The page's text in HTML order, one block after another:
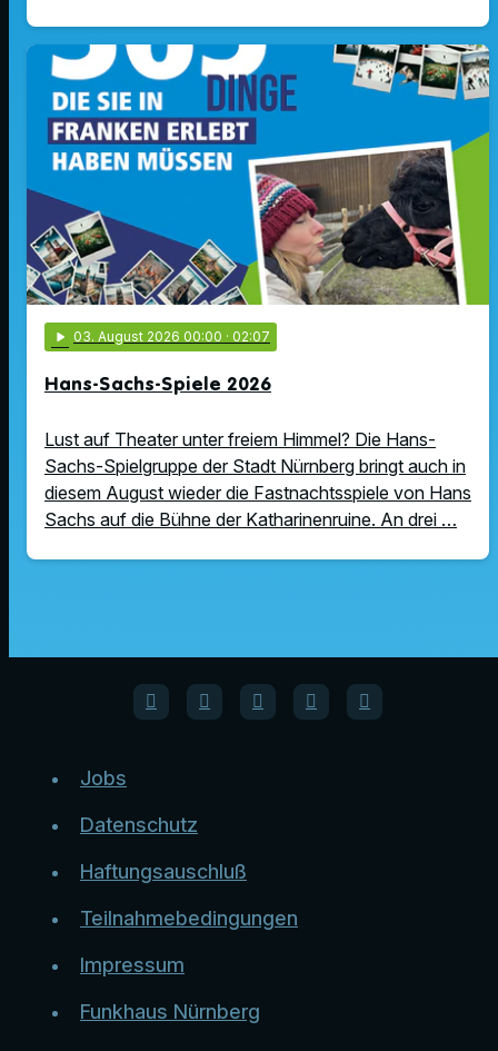
play_arrow 03. August 2026 00:00 · 02:07
Hans-Sachs-Spiele 2026
Lust auf Theater unter freiem Himmel? Die Hans-
Sachs-Spielgruppe der Stadt Nürnberg bringt auch in
diesem August wieder die Fastnachtsspiele von Hans
Sachs auf die Bühne der Katharinenruine. An drei …
Jobs
Datenschutz
Haftungsauschluß
Teilnahmebedingungen
Impressum
Funkhaus Nürnberg